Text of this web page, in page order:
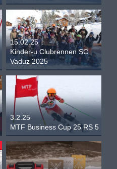
15.02.25
Kinder-u.Clubrennen SC
Vaduz 2025
3.2.25
MTF Business Cup 25 RS 5